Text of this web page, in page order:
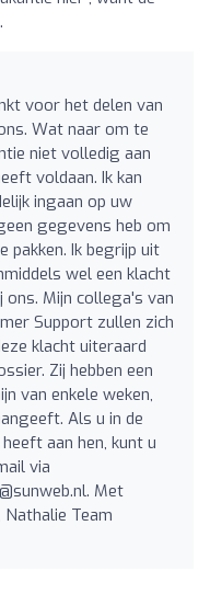
voor het delen van
Wat naar om te
niet volledig aan
voldaan. Ik kan
ingaan op uw
gegevens heb om
pakken. Ik begrijp uit
wel een klacht
ons. Mijn collega's van
Support zullen zich
klacht uiteraard
Zij hebben een
van enkele weken,
Als u in de
aan hen, kunt u
via
. Met
Team